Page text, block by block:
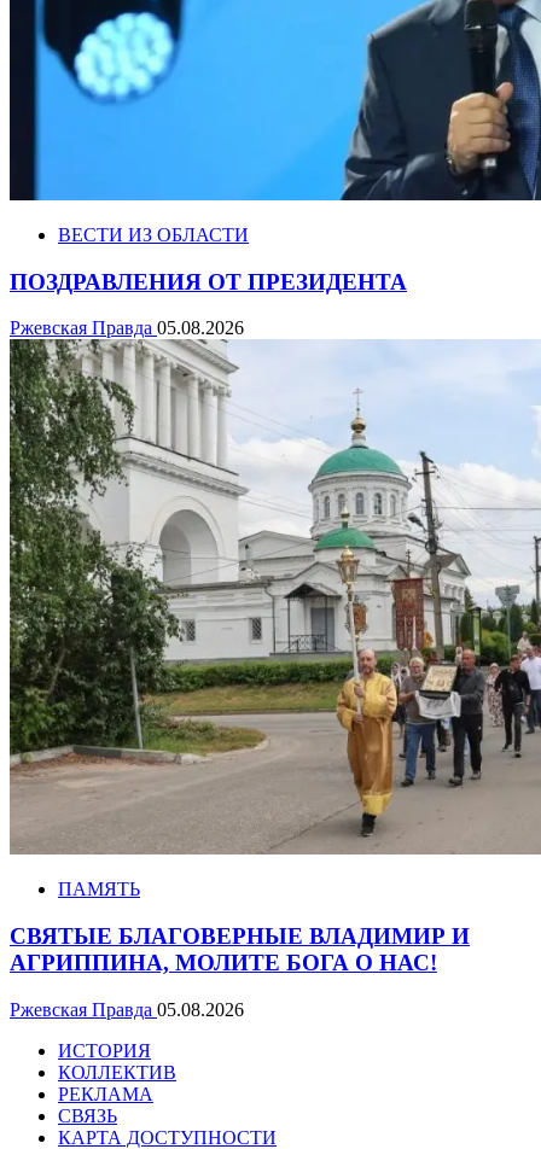
ВЕСТИ ИЗ ОБЛАСТИ
ПОЗДРАВЛЕНИЯ ОТ ПРЕЗИДЕНТА
Ржевская Правда 05.08.2026
ПАМЯТЬ
СВЯТЫЕ БЛАГОВЕРНЫЕ ВЛАДИМИР И
АГРИППИНА, МОЛИТЕ БОГА О НАС!
Ржевская Правда 05.08.2026
ИСТОРИЯ
КОЛЛЕКТИВ
РЕКЛАМА
СВЯЗЬ
КАРТА ДОСТУПНОСТИ